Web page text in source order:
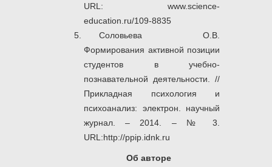
URL: www.science-
education.ru/109-8835
Соловьева О.В.
Формирования активной позиции
студентов в учебно-
познавательной деятельности. //
Прикладная психология и
психоанализ: электрон. научный
журнал. – 2014. – № 3.
URL:http://ppip.idnk.ru
Об авторе